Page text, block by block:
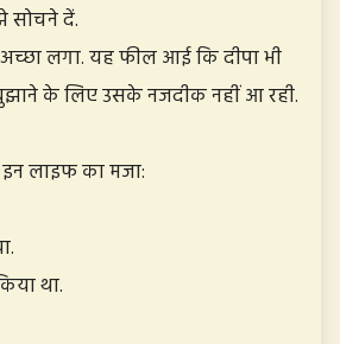
सोचने दें.
लगा. यह फील आई कि दीपा भी
के लिए उसके नजदीक नहीं आ रही.
लाइफ का मजा:
था.